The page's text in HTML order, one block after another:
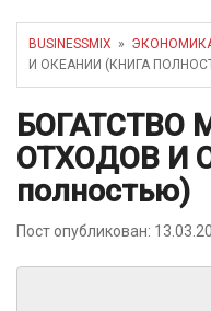
BUSINESSMIX »
И ОКЕАНИИ (КНИГА
БОГАТСТВО
ОТХОДОВ И
полностью)
Пост опубликован: